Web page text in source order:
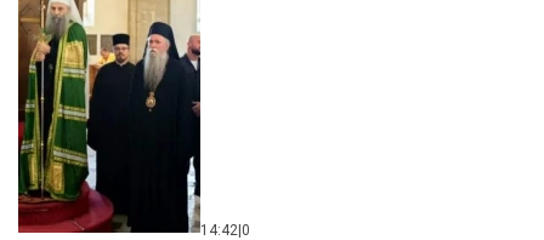
14:42 0